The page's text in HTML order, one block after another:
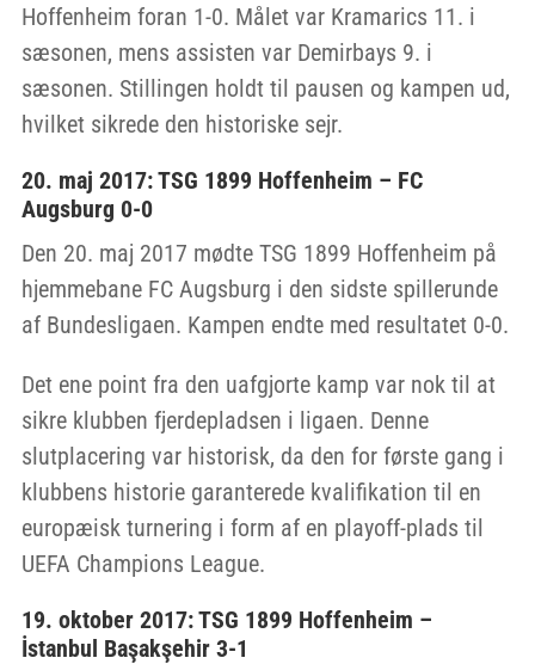
Hoffenheim foran 1-0. Målet var Kramarics 11. i
sæsonen, mens assisten var Demirbays 9. i
sæsonen. Stillingen holdt til pausen og kampen ud,
hvilket sikrede den historiske sejr.
20. maj 2017: TSG 1899 Hoffenheim – FC
Augsburg 0-0
Den 20. maj 2017 mødte TSG 1899 Hoffenheim på
hjemmebane FC Augsburg i den sidste spillerunde
af Bundesligaen. Kampen endte med resultatet 0-0.
Det ene point fra den uafgjorte kamp var nok til at
sikre klubben fjerdepladsen i ligaen. Denne
slutplacering var historisk, da den for første gang i
klubbens historie garanterede kvalifikation til en
europæisk turnering i form af en playoff-plads til
UEFA Champions League.
19. oktober 2017: TSG 1899 Hoffenheim –
İstanbul Başakşehir 3-1